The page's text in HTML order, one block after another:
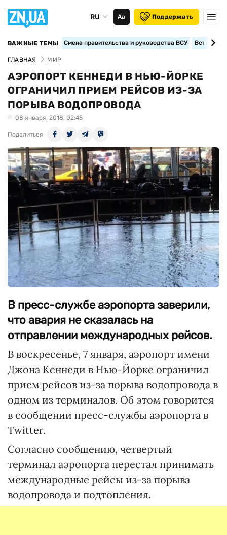
RU Аа Поддержать
ВАЖНЫЕ ТЕМЫ Смена правительства и руководства ВСУ
ГЛАВНАЯ МИР
АЭРОПОРТ КЕННЕДИ В НЬЮ-ЙОРКЕ
ОГРАНИЧИЛ ПРИЕМ РЕЙСОВ ИЗ-ЗА
ПОРЫВА ВОДОПРОВОДА
08 января, 2018, 02:45
Поделиться
В пресс-службе аэропорта заверили,
что авария не сказалась на
отправлении международных рейсов.
В воскресенье, 7 января, аэропорт имени
Джона Кеннеди в Нью-Йорке ограничил
прием рейсов из-за порыва водопровода в
одном из терминалов. Об этом говорится
в сообщении пресс-службы аэропорта в
Twitter.
Согласно сообщению, четвертый
терминал аэропорта перестал принимать
международные рейсы из-за порыва
водопровода и подтопления.